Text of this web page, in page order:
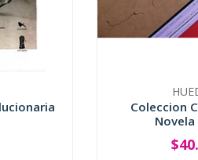
Coleccion